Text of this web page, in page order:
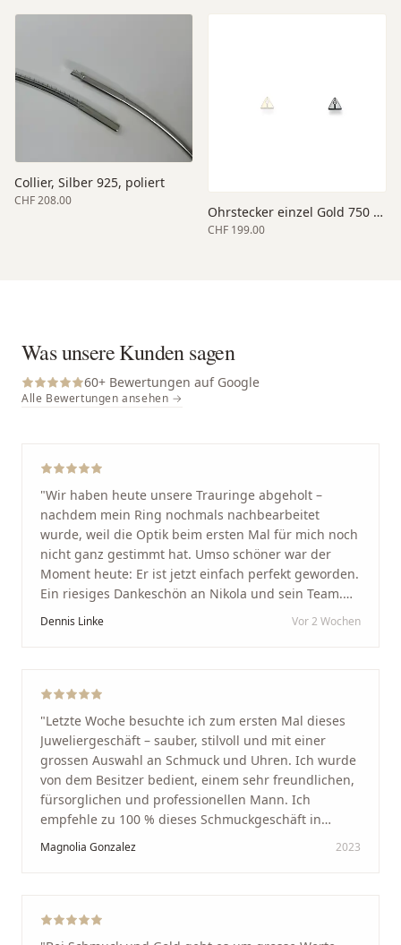
Collier, Silber 925, poliert
CHF 208.00
Ohrstecker einzel Gold 750 weiss
CHF 199.00
Was unsere Kunden sagen
60+ Bewertungen auf Google
Alle Bewertungen ansehen →
"Wir haben heute unsere Trauringe abgeholt –
nachdem mein Ring nochmals nachbearbeitet
wurde, weil die Optik beim ersten Mal für mich noch
nicht ganz gestimmt hat. Umso schöner war der
Moment heute: Er ist jetzt einfach perfekt geworden.
Ein riesiges Dankeschön an Nikola und sein Team.
Vom ersten Termin an wurden wir jedes Mal
Arbeit und seine Kunden wirklich am Herzen liegen.
Service und echte Herzlichkeit schätzt, ist hier genau
richtig."
Dennis Linke Vor 2 Wochen
"Letzte Woche besuchte ich zum ersten Mal dieses
Juweliergeschäft – sauber, stilvoll und mit einer
grossen Auswahl an Schmuck und Uhren. Ich wurde
von dem Besitzer bedient, einem sehr freundlichen,
fürsorglichen und professionellen Mann. Ich
empfehle zu 100 % dieses Schmuckgeschäft in
Schaffhausen. Ich selbst war sehr zufrieden und
glücklich mit der Behandlung. Ich danke Ihnen – ich
Magnolia Gonzalez 2023